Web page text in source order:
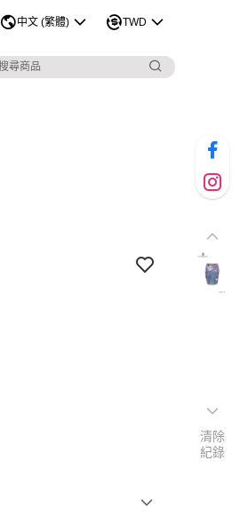
中文 (繁體) TWD
清除
紀錄